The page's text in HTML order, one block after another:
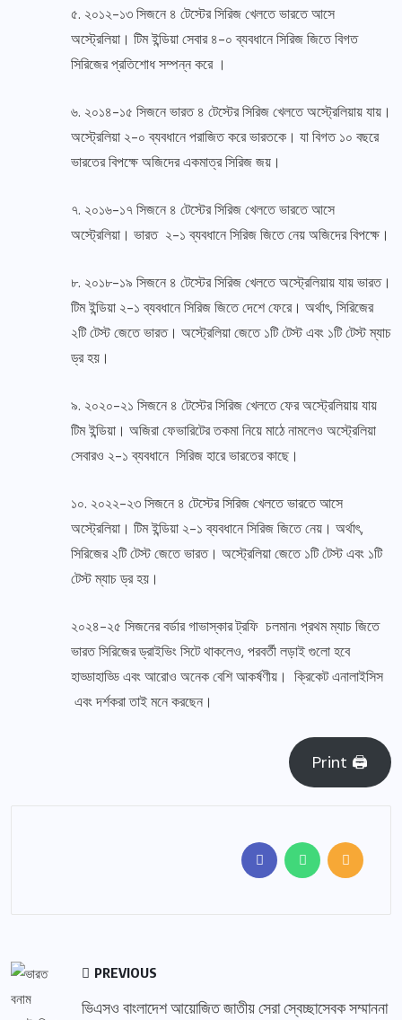
৫. ২০১২-১৩ সিজনে ৪ টেস্টের সিরিজ খেলতে ভারতে আসে
অস্ট্রেলিয়া। টিম ইন্ডিয়া সেবার ৪-০ ব্যবধানে সিরিজ জিতে বিগত
সিরিজের প্রতিশোধ সম্পন্ন করে ।
৬. ২০১৪-১৫ সিজনে ভারত ৪ টেস্টের সিরিজ খেলতে অস্ট্রেলিয়ায় যায়।
অস্ট্রেলিয়া ২-০ ব্যবধানে পরাজিত করে ভারতকে। যা বিগত ১০ বছরে
ভারতের বিপক্ষে অজিদের একমাত্র সিরিজ জয়।
৭. ২০১৬-১৭ সিজনে ৪ টেস্টের সিরিজ খেলতে ভারতে আসে
অস্ট্রেলিয়া। ভারত ২-১ ব্যবধানে সিরিজ জিতে নেয় অজিদের বিপক্ষে।
৮. ২০১৮-১৯ সিজনে ৪ টেস্টের সিরিজ খেলতে অস্ট্রেলিয়ায় যায় ভারত।
টিম ইন্ডিয়া ২-১ ব্যবধানে সিরিজ জিতে দেশে ফেরে। অর্থাৎ, সিরিজের
২টি টেস্ট জেতে ভারত। অস্ট্রেলিয়া জেতে ১টি টেস্ট এবং ১টি টেস্ট ম্যাচ
ড্র হয়।
৯. ২০২০-২১ সিজনে ৪ টেস্টের সিরিজ খেলতে ফের অস্ট্রেলিয়ায় যায়
টিম ইন্ডিয়া। অজিরা ফেভারিটের তকমা নিয়ে মাঠে নামলেও অস্ট্রেলিয়া
সেবারও ২-১ ব্যবধানে সিরিজ হারে ভারতের কাছে।
১০. ২০২২-২৩ সিজনে ৪ টেস্টের সিরিজ খেলতে ভারতে আসে
অস্ট্রেলিয়া। টিম ইন্ডিয়া ২-১ ব্যবধানে সিরিজ জিতে নেয়। অর্থাৎ,
সিরিজের ২টি টেস্ট জেতে ভারত। অস্ট্রেলিয়া জেতে ১টি টেস্ট এবং ১টি
টেস্ট ম্যাচ ড্র হয়।
২০২৪-২৫ সিজনের বর্ডার গাভাস্কার ট্রফি চলমান৷ প্রথম ম্যাচ জিতে
ভারত সিরিজের ড্রাইভিং সিটে থাকলেও, পরবর্তী লড়াই গুলো হবে
হাড্ডাহাড্ডি এবং আরোও অনেক বেশি আকর্ষণীয়। ক্রিকেট এনালাইসিস
এবং দর্শকরা তাই মনে করছেন।
Print 🖨
PREVIOUS
ভিএসও বাংলাদেশ আয়োজিত জাতীয় সেরা স্বেচ্ছাসেবক সম্মাননা